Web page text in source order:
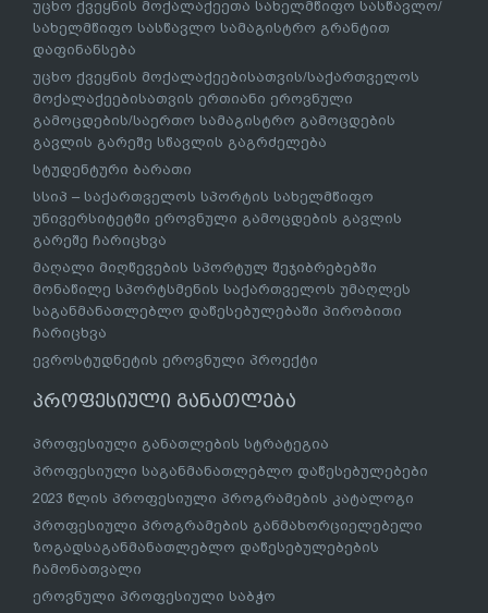
უცხო ქვეყნის მოქალაქეეთა სახელმწიფო სასწავლო/
სახელმწიფო სასწავლო სამაგისტრო გრანტით
დაფინანსება
უცხო ქვეყნის მოქალაქეებისათვის/საქართველოს
მოქალაქეებისათვის ერთიანი ეროვნული
გამოცდების/საერთო სამაგისტრო გამოცდების
გავლის გარეშე სწავლის გაგრძელება
სტუდენტური ბარათი
სსიპ – საქართველოს სპორტის სახელმწიფო
უნივერსიტეტში ეროვნული გამოცდების გავლის
გარეშე ჩარიცხვა
მაღალი მიღწევების სპორტულ შეჯიბრებებში
მონაწილე სპორტსმენის საქართველოს უმაღლეს
საგანმანათლებლო დაწესებულებაში პირობითი
ჩარიცხვა
ევროსტუდნეტის ეროვნული პროექტი
პროფესიული განათლება
პროფესიული განათლების სტრატეგია
პროფესიული საგანმანათლებლო დაწესებულებები
2023 წლის პროფესიული პროგრამების კატალოგი
პროფესიული პროგრამების განმახორციელებელი
ზოგადსაგანმანათლებლო დაწესებულებების
ჩამონათვალი
ეროვნული პროფესიული საბჭო